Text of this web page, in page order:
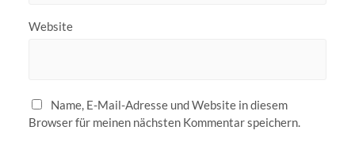
Website
Name, E-Mail-Adresse und Website in diesem
Browser für meinen nächsten Kommentar speichern.